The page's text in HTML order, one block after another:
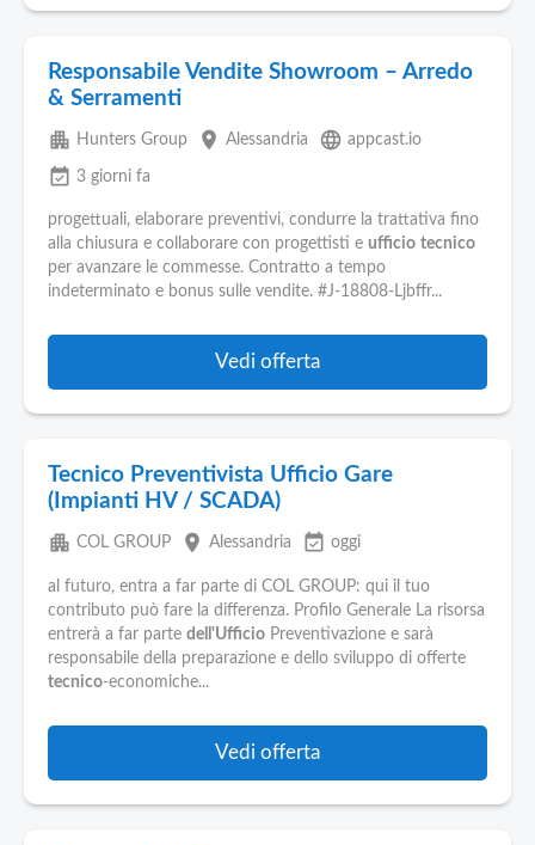
Responsabile Vendite Showroom – Arredo
& Serramenti
apartment Hunters Group place Alessandria language appcast.io
event_available 3 giorni fa
progettuali, elaborare preventivi, condurre la trattativa fino
alla chiusura e collaborare con progettisti e ufficio tecnico
per avanzare le commesse. Contratto a tempo
indeterminato e bonus sulle vendite. #J-18808-Ljbffr...
Vedi offerta
Tecnico Preventivista Ufficio Gare
(Impianti HV / SCADA)
apartment COL GROUP place Alessandria event_available oggi
al futuro, entra a far parte di COL GROUP: qui il tuo
contributo può fare la differenza. Profilo Generale La risorsa
entrerà a far parte dell'Ufficio Preventivazione e sarà
responsabile della preparazione e dello sviluppo di offerte
tecnico-economiche...
Vedi offerta